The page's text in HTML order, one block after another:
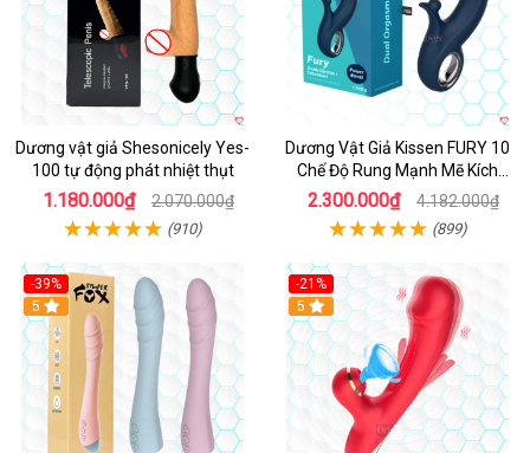
Dương vật giả Shesonicely Yes-
100 tự động phát nhiệt thụt
1.180.000₫ 2.070.000₫
(910)
Dương Vật Giả Kissen FURY 10
Chế Độ Rung Mạnh Mẽ Kích
Thích
2.300.000₫ 4.182.000₫
(899)
-39%
Hot
5
-21%
Hot
5